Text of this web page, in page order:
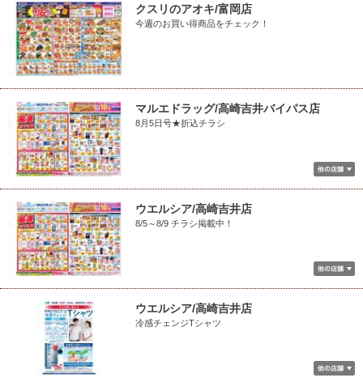
クスリのアオキ/富岡店
今週のお買い得商品をチェック！
マルエドラッグ/高崎吉井バイパス店
8月5日号★折込チラシ
ウエルシア/高崎吉井店
8/5～8/9 チラシ掲載中！
ウエルシア/高崎吉井店
冷感チェンジTシャツ